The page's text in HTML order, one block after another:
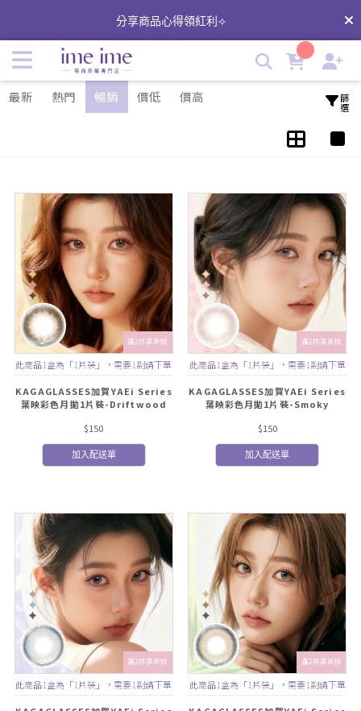
分享商品心得領紅利⟢
最新 熱門 暢銷 價低 價高 篩選
滿2件享折扣
此商品1盒為「1片裝」，需要1副請下單
2盒
KAGAGLASSES加賀YAEi Series
葉映彩色月拋1片裝-Driftwood
$150
加入配送單
滿2件享折扣
此商品1盒為「1片裝」，需要1副請下單
2盒
KAGAGLASSES加賀YAEi Series
葉映彩色月拋1片裝-Smoky
$150
加入配送單
滿2件享折扣
此商品1盒為「1片裝」，需要1副請下單
2盒
滿2件享折扣
此商品1盒為「1片裝」，需要1副請下單
2盒